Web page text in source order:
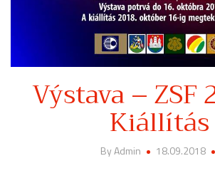
Výstava – ZSF
Kiállítás
By Admin 18.09.2018